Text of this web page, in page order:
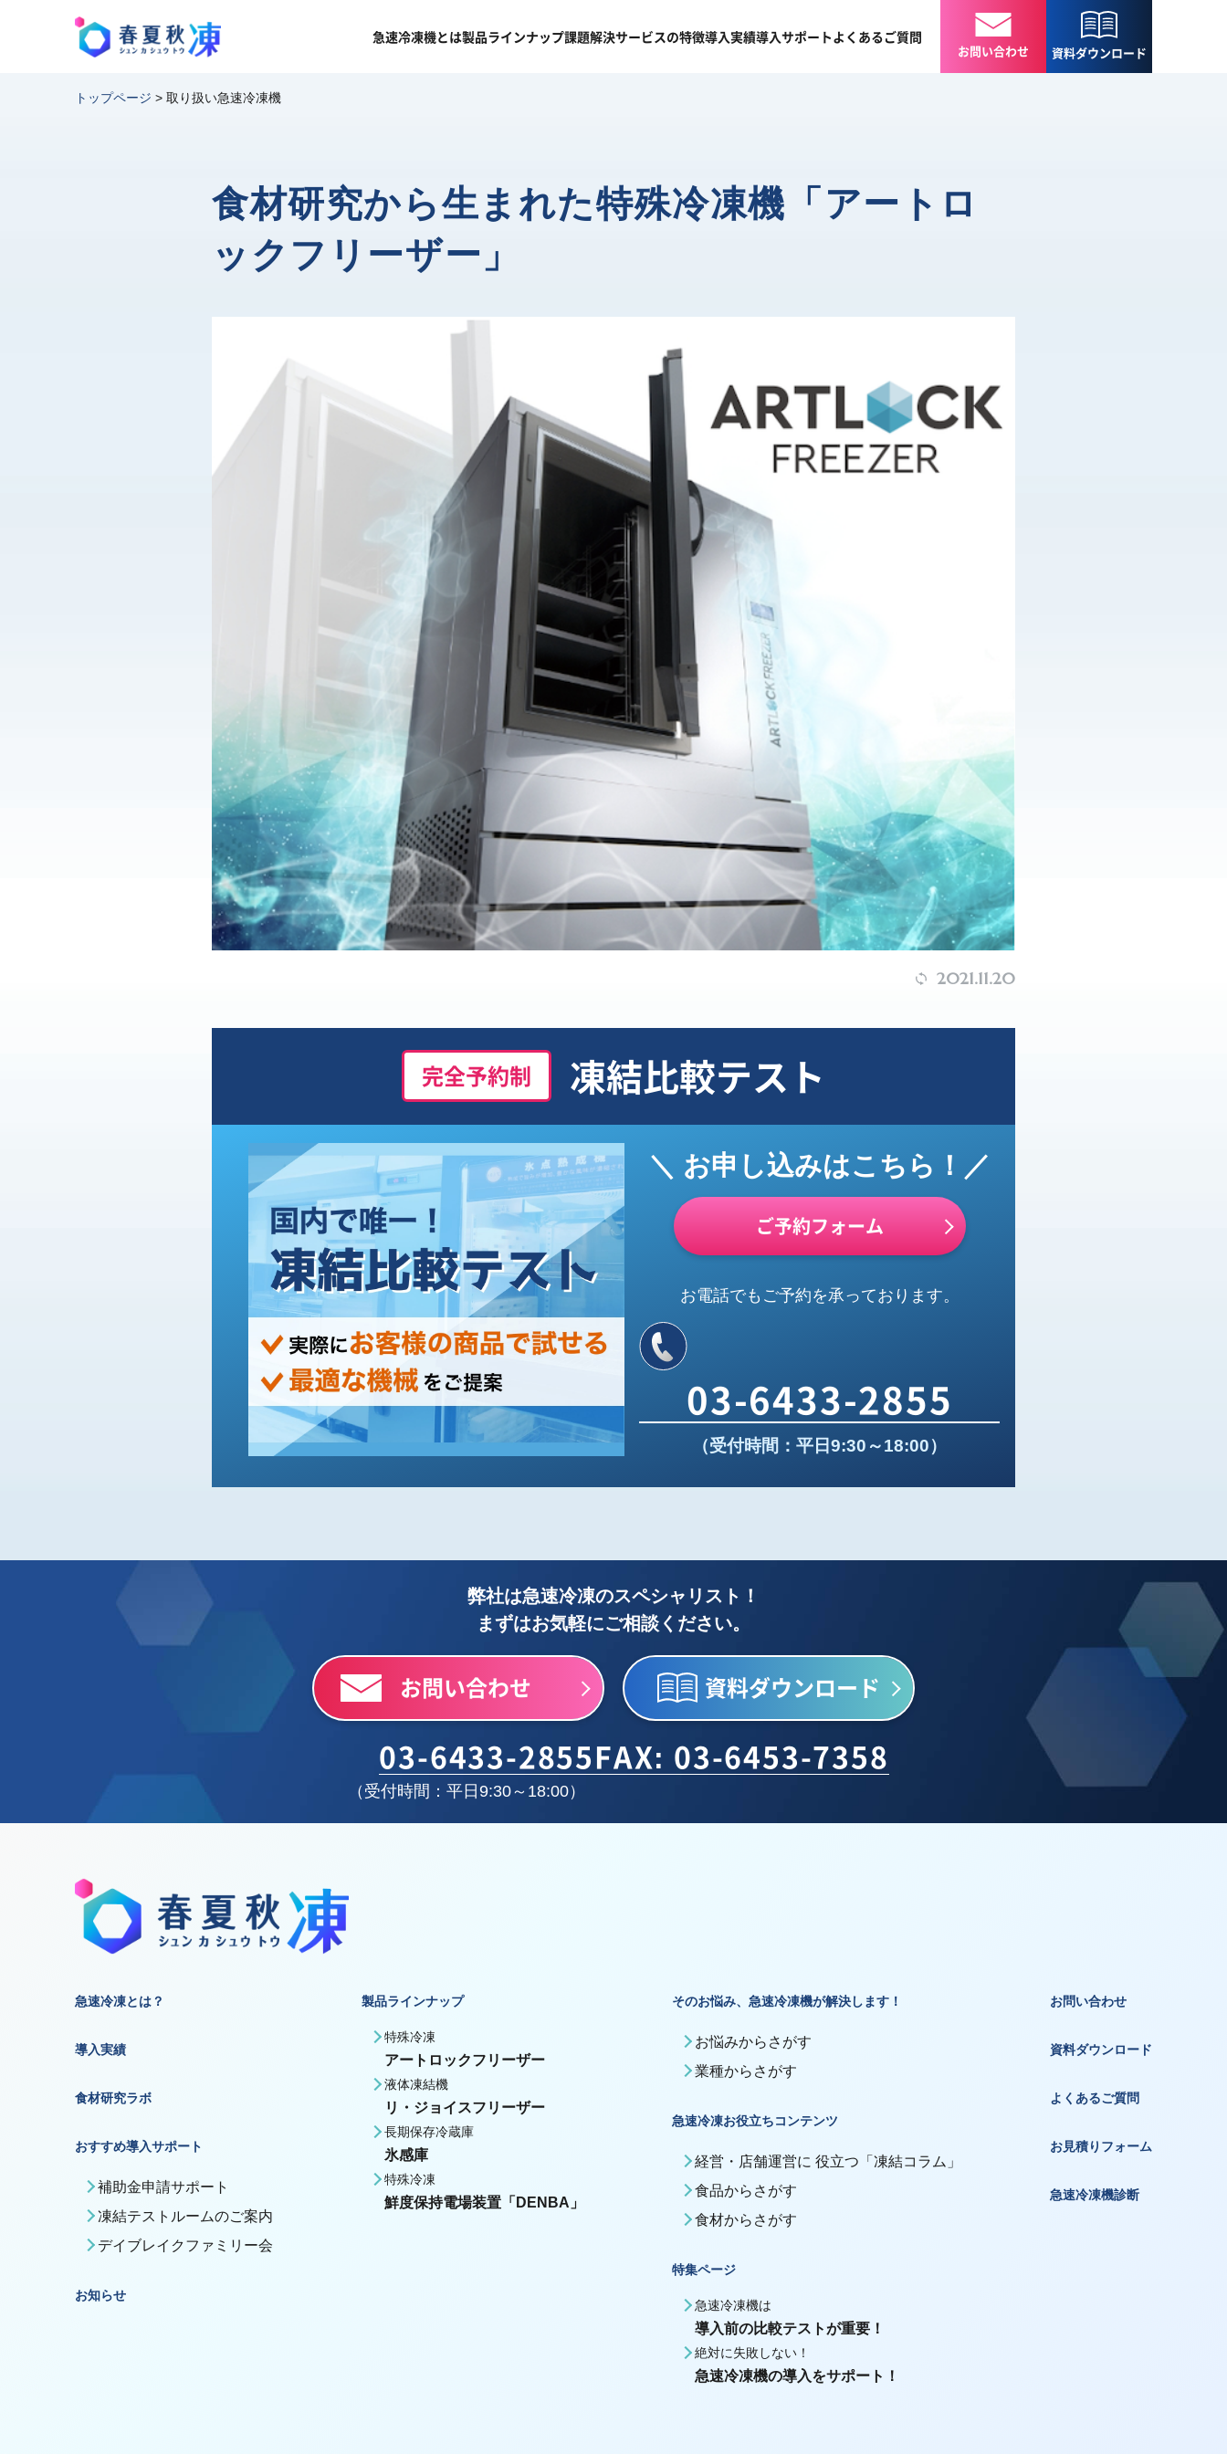
急速冷凍機とは製品ラインナップ課題解決サービスの特徴導入実績導入サポートよくあるご質問
お問い合わせ 資料ダウンロード
トップページ > 取り扱い急速冷凍機
食材研究から生まれた特殊冷凍機「アートロ
ックフリーザー」
2021.11.20
完全予約制 凍結比較テスト
＼ お申し込みはこちら！／
ご予約フォーム
お電話でもご予約を承っております。
03-6433-2855
（受付時間：平日9:30～18:00）
弊社は急速冷凍のスペシャリスト！
まずはお気軽にご相談ください。
お問い合わせ 資料ダウンロード
03-6433-2855
（受付時間：平日9:30～18:00）
FAX: 03-6453-7358
急速冷凍とは？
導入実績
食材研究ラボ
おすすめ導入サポート
補助金申請サポート
凍結テストルームのご案内
デイブレイクファミリー会
お知らせ
製品ラインナップ
特殊冷凍
アートロックフリーザー
液体凍結機
リ・ジョイスフリーザー
長期保存冷蔵庫
氷感庫
特殊冷凍
鮮度保持電場装置「DENBA」
そのお悩み、急速冷凍機が解決します！
お悩みからさがす
業種からさがす
急速冷凍お役立ちコンテンツ
経営・店舗運営に 役立つ「凍結コラム」
食品からさがす
食材からさがす
特集ページ
急速冷凍機は
導入前の比較テストが重要！
絶対に失敗しない！
急速冷凍機の導入をサポート！
お問い合わせ
資料ダウンロード
よくあるご質問
お見積りフォーム
急速冷凍機診断